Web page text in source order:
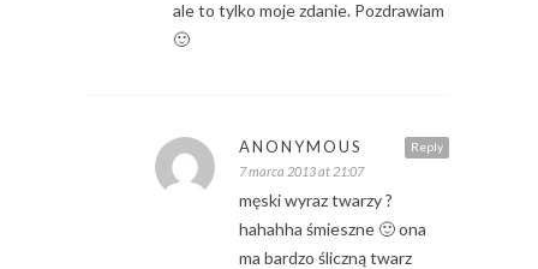
ale to tylko moje zdanie. Pozdrawiam
🙂
Reply
ANONYMOUS
7 marca 2013 at 21:07
męski wyraz twarzy ?
hahahha śmieszne 🙂 ona
ma bardzo śliczną twarz